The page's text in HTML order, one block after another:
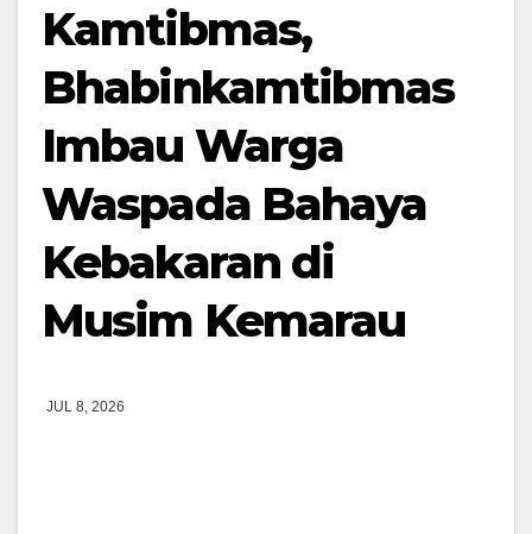
Kamtibmas,
Bhabinkamtibmas
Imbau Warga
Waspada Bahaya
Kebakaran di
Musim Kemarau
JUL 8, 2026